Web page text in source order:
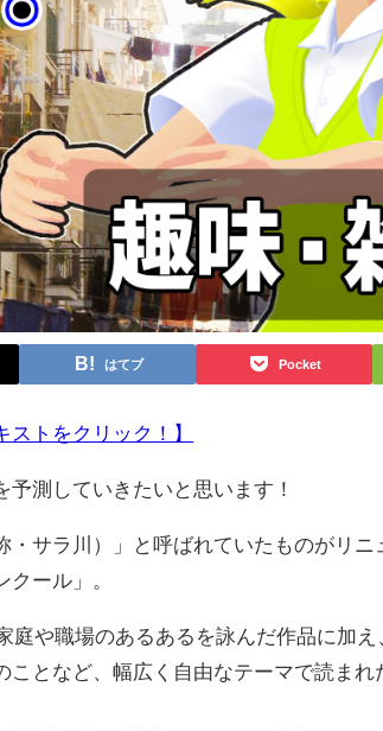
はてブ Pocket
トをクリック！】
測していきたいと思います！
サラ川）」と呼ばれていたものがリニ
クール」。
や職場のあるあるを詠んだ作品に加え
ことなど、幅広く自由なテーマで読まれ